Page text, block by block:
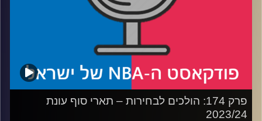
עידן לוצקי
פרק 174: הולכים לבחירות – תארי סוף עונת
2023/24